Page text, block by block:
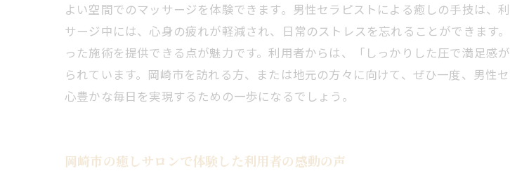
よい空間でのマッサージを体験できます。男性セラピストによる癒しの手技は、
サージ中には、心身の疲れが軽減され、日常のストレスを忘れることができま
った施術を提供できる点が魅力です。利用者からは、「しっかりした圧で満足
られています。岡崎市を訪れる方、または地元の方々に向けて、ぜひ一度、男性
心豊かな毎日を実現するための一歩になるでしょう。
岡崎市の癒しサロンで体験した利用者の感動の声